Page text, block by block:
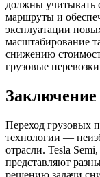
должны учитывать
маршруты и
эксплуатации
масштабирование
снижению
грузовые
Заключение
Переход грузовых
технологии —
отрасли. Tesla
представляют
решению задачи